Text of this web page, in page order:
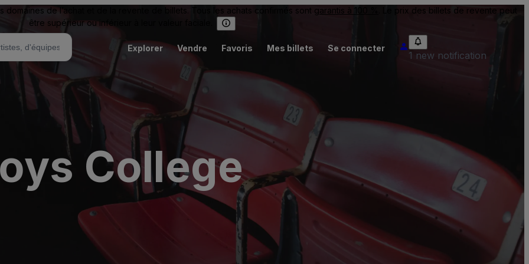
domaines de l’achat et de la revente de billets. Tous les achats confirmés sont garantis à 100 %
. Le prix des billets de revente peut
être supérieur ou inférieur à leur valeur faciale.
Explorer Vendre Favoris Mes billets Se connecter
1 new notification
College